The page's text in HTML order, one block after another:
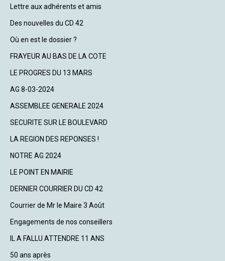
Lettre aux adhérents et amis
Des nouvelles du CD 42
Où en est le dossier ?
FRAYEUR AU BAS DE LA COTE
LE PROGRES DU 13 MARS
AG 8-03-2024
ASSEMBLEE GENERALE 2024
SECURITE SUR LE BOULEVARD
LA REGION DES REPONSES !
NOTRE AG 2024
LE POINT EN MAIRIE
DERNIER COURRIER DU CD 42
Courrier de Mr le Maire 3 Août
Engagements de nos conseillers
IL A FALLU ATTENDRE 11 ANS
50 ans après